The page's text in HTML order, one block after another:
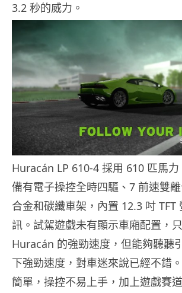
3.2 秒的威力。
Huracán LP 610-4 採用 610 匹馬
備有電子操控全時四驅、7 前速雙
合金和碳纖車架，內置 12.3 吋 TFT
訊。試駕遊戲未有顯示車廂配置，
Huracán 的強勁速度，但能夠聽聽
下強勁速度，對車迷來說已經不錯
簡單，操控不易上手，加上遊戲賽